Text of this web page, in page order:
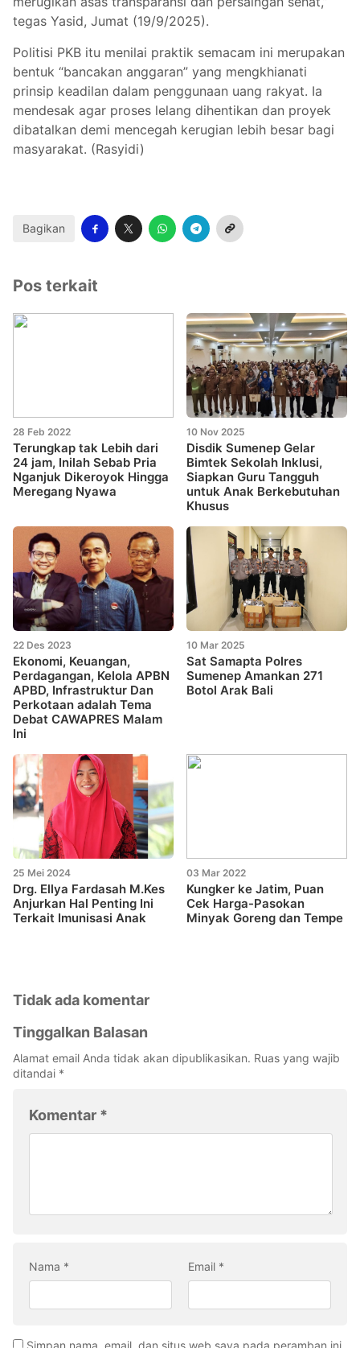
tegas Yasid, Jumat (19/9/2025).
Politisi PKB itu menilai praktik semacam ini merupakan
bentuk “bancakan anggaran” yang mengkhianati
prinsip keadilan dalam penggunaan uang rakyat. Ia
mendesak agar proses lelang dihentikan dan proyek
dibatalkan demi mencegah kerugian lebih besar bagi
masyarakat. (Rasyidi)
Bagikan
Pos terkait
28 Feb 2022
Terungkap tak Lebih dari
24 jam, Inilah Sebab Pria
Nganjuk Dikeroyok Hingga
Meregang Nyawa
10 Nov 2025
Disdik Sumenep Gelar
Bimtek Sekolah Inklusi,
Siapkan Guru Tangguh
untuk Anak Berkebutuhan
Khusus
22 Des 2023
Ekonomi, Keuangan,
Perdagangan, Kelola APBN
APBD, Infrastruktur Dan
Perkotaan adalah Tema
Debat CAWAPRES Malam
Ini
10 Mar 2025
Sat Samapta Polres
Sumenep Amankan 271
Botol Arak Bali
25 Mei 2024
Drg. Ellya Fardasah M.Kes
Anjurkan Hal Penting Ini
Terkait Imunisasi Anak
03 Mar 2022
Kungker ke Jatim, Puan
Cek Harga-Pasokan
Minyak Goreng dan Tempe
Tidak ada komentar
Tinggalkan Balasan
Alamat email Anda tidak akan dipublikasikan. Ruas yang wajib
ditandai *
Komentar *
Nama * Email *
Simpan nama, email, dan situs web saya pada peramban ini